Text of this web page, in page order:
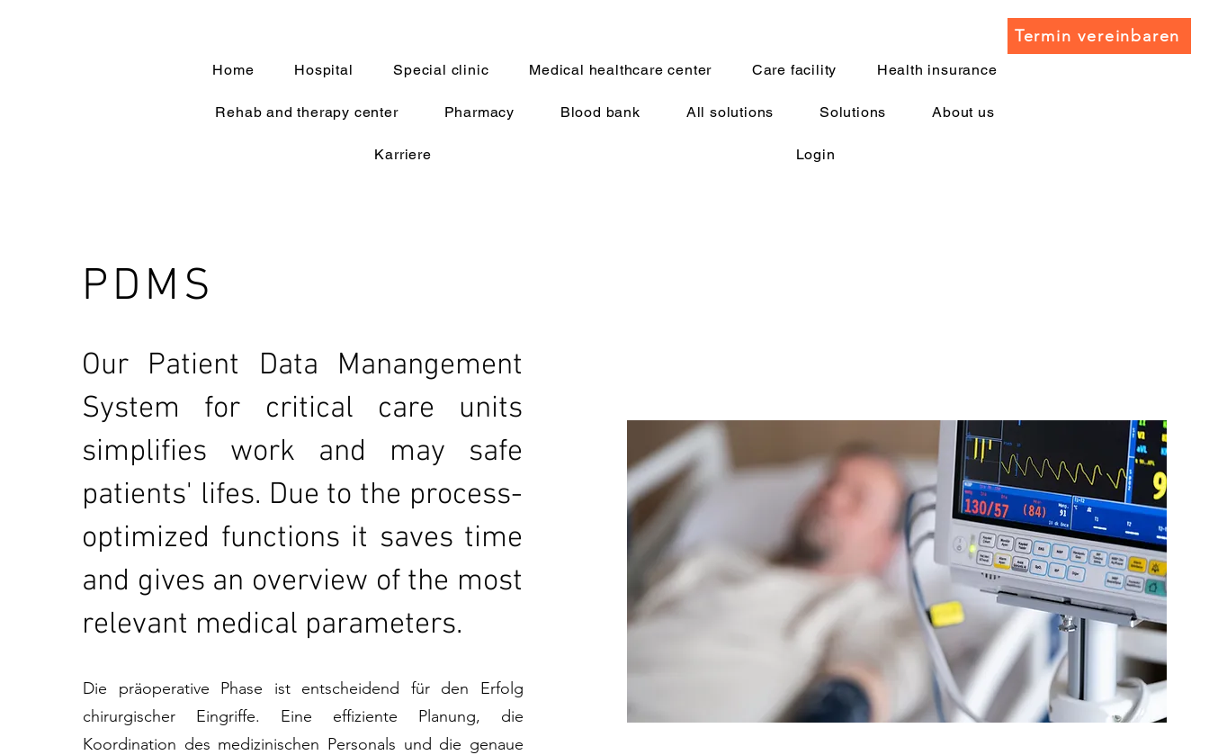
Termin vereinbaren
Home Hospital Special clinic Medical healthcare center Care facility Health insurance
Rehab and therapy center Pharmacy Blood bank All solutions Solutions About us
Karriere Login
PDMS
Our Patient Data Manangement
System for critical care units
simplifies work and may safe
patients' lifes. Due to the process-
optimized functions it saves time
and gives an overview of the most
relevant medical parameters.
Die präoperative Phase ist entscheidend für den Erfolg
chirurgischer Eingriffe. Eine effiziente Planung, die
Koordination des medizinischen Personals und die genaue